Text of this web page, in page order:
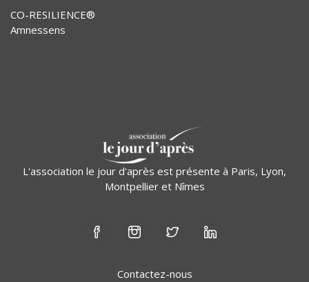
CO-RESILIENCE®
Amnessens
L'association le jour d'après est présente à Paris, Lyon,
Montpellier et Nîmes
Contactez-nous